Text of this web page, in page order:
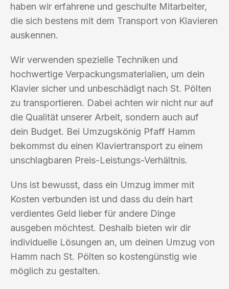
haben wir erfahrene und geschulte Mitarbeiter,
die sich bestens mit dem Transport von Klavieren
auskennen.
Wir verwenden spezielle Techniken und
hochwertige Verpackungsmaterialien, um dein
Klavier sicher und unbeschädigt nach St. Pölten
zu transportieren. Dabei achten wir nicht nur auf
die Qualität unserer Arbeit, sondern auch auf
dein Budget. Bei Umzugskönig Pfaff Hamm
bekommst du einen Klaviertransport zu einem
unschlagbaren Preis-Leistungs-Verhältnis.
Uns ist bewusst, dass ein Umzug immer mit
Kosten verbunden ist und dass du dein hart
verdientes Geld lieber für andere Dinge
ausgeben möchtest. Deshalb bieten wir dir
individuelle Lösungen an, um deinen Umzug von
Hamm nach St. Pölten so kostengünstig wie
möglich zu gestalten.